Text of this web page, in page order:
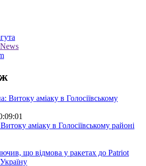
аміаку в Голосіївському районі